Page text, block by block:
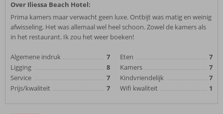
Over Iliessa Beach Hotel:
Prima kamers maar verwacht geen luxe. Ontbijt was matig en weinig
afwisseling. Het was allemaal wel heel schoon. Zowel de kamers als
in het restaurant. Ik zou het weer boeken!
Algemene indruk
7
Ligging
8
Service
7
Prijs/kwaliteit
7
Eten
7
Kamers
7
Kindvriendelijk
7
Wifi kwaliteit
1